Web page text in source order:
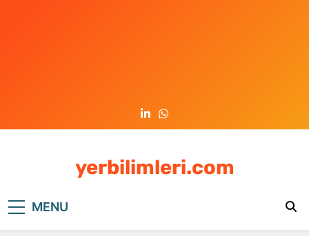
yerbilimleri.com
MENU